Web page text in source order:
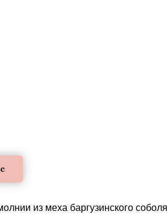
из меха баргузинского